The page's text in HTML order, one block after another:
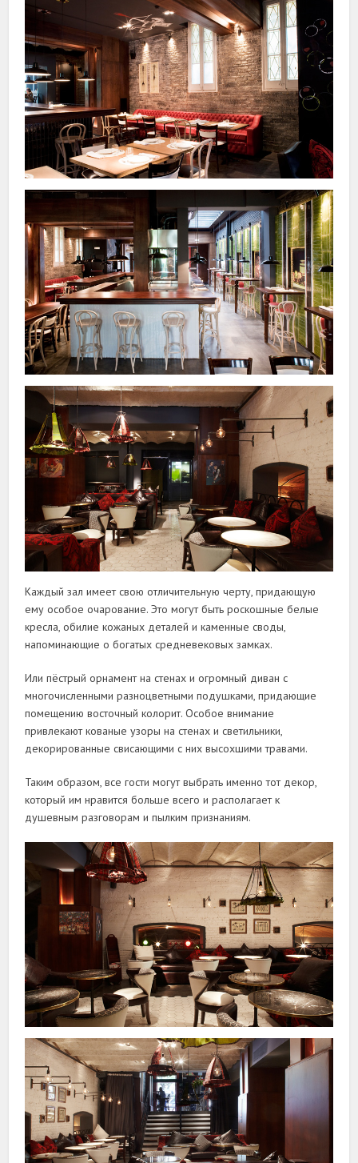
Каждый зал имеет свою отличительную черту, придающую
ему особое очарование. Это могут быть роскошные белые
кресла, обилие кожаных деталей и каменные своды,
напоминающие о богатых средневековых замках.
Или пёстрый орнамент на стенах и огромный диван с
многочисленными разноцветными подушками, придающие
помещению восточный колорит. Особое внимание
привлекают кованые узоры на стенах и светильники,
декорированные свисающими с них высохшими травами.
Таким образом, все гости могут выбрать именно тот декор,
который им нравится больше всего и располагает к
душевным разговорам и пылким признаниям.